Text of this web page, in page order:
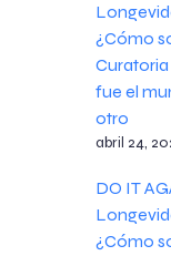
¿Cómo
fue el
otro
abril 24,
DO IT
¿Cómo